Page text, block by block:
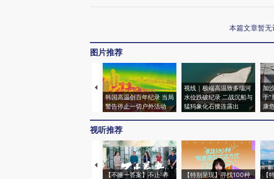
本篇文章暂无
图片推荐
韩国高温创百年纪录 当局
警告停止一切户外活动
视线｜极端高温致多瑙河
水位跌破纪录 二战沉船与
猛犸象化石接连露出
加
于“
康
视听推荐
【不唯一答案】不止“养
【特别呈现】寻找100种
【